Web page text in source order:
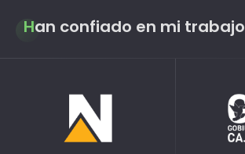
Han confiado en mi trabajo